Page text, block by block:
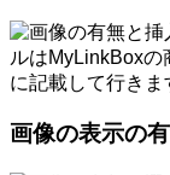
ルはMyLinkBox
に記載して行きま
画像の表示の